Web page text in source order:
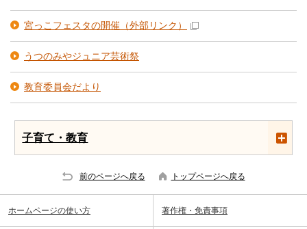
宮っこフェスタの開催 （外部リンク）
うつのみやジュニア芸術祭
教育委員会だより
子育て・教育
前のページへ戻る トップページへ戻る
ホームページの使い方 著作権・免責事項